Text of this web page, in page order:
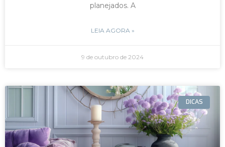
planejados. A
LEIA AGORA »
9 de outubro de 2024
DICAS